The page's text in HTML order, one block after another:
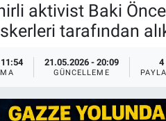
aktivist Baki
tarafından
21.05.2026 - 20:09
GÜNCELLEME
4